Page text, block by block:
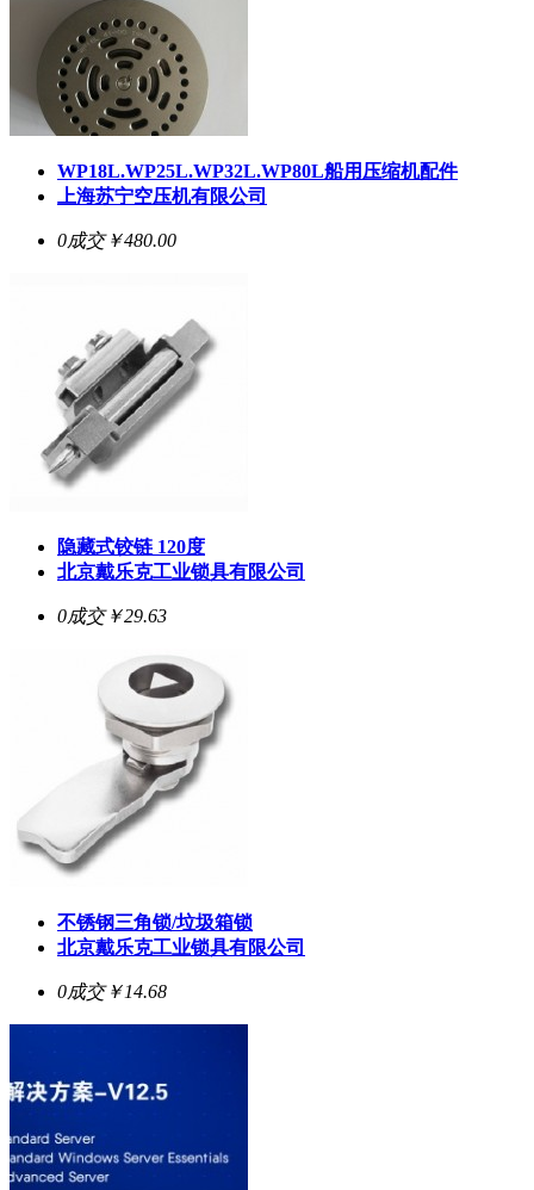
WP18L.WP25L.WP32L.WP80L船用压缩机配件
上海苏宁空压机有限公司
0成交￥480.00
隐藏式铰链 120度
北京戴乐克工业锁具有限公司
0成交￥29.63
不锈钢三角锁/垃圾箱锁
北京戴乐克工业锁具有限公司
0成交￥14.68